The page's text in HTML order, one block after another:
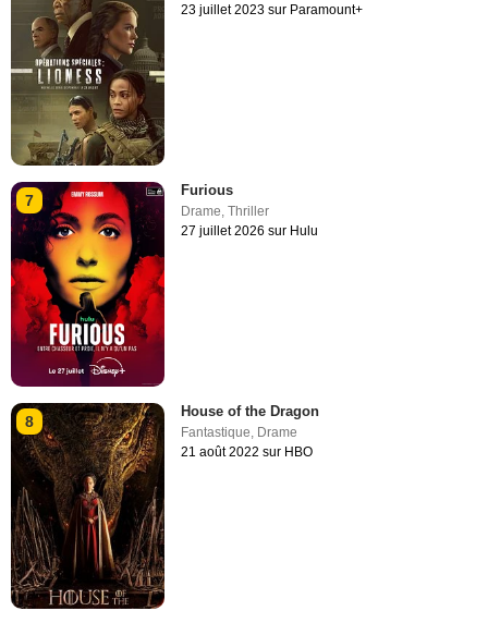
23 juillet 2023 sur Paramount+
7
Furious
Drame,Thriller
27 juillet 2026 sur Hulu
8
House of the Dragon
Fantastique, Drame
21 août 2022 sur HBO